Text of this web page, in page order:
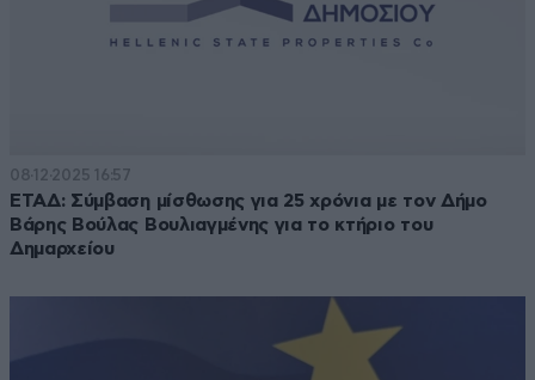
08·12·2025 16:57
ΕΤΑΔ: Σύμβαση μίσθωσης για 25 χρόνια με τον Δήμο
Βάρης Βούλας Βουλιαγμένης για το κτήριο του
Δημαρχείου